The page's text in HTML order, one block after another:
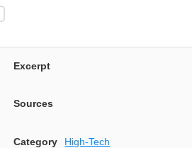
Excerpt
Sources
Category High-Tech